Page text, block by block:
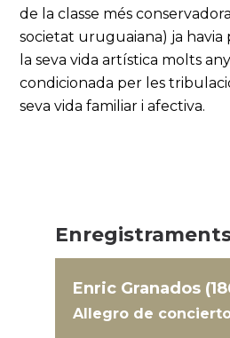
de la classe més
societat uruguaiana) ja havia
la seva vida artística molts
condicionada per les
seva vida familiar i afectiva.
Enric Granados
Allegro de